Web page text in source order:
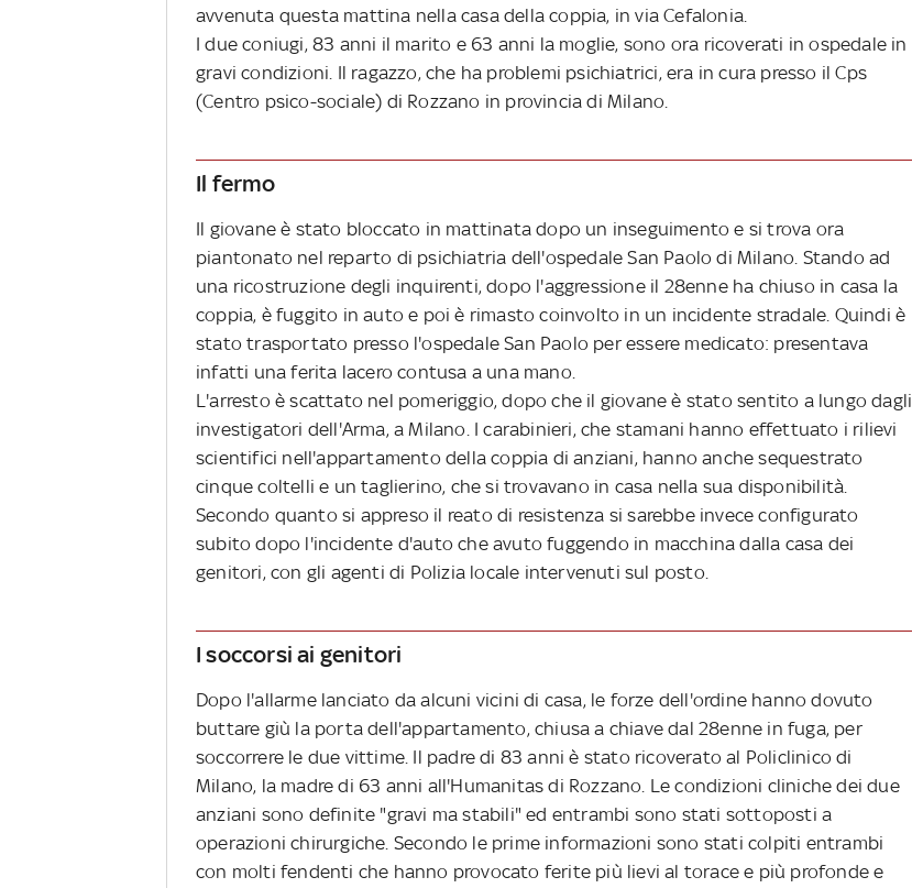
avvenuta questa mattina nella casa della coppia, in via Cefalonia.
I due coniugi, 83 anni il marito e 63 anni la moglie, sono ora ricoverati in ospedale in
gravi condizioni. Il ragazzo, che ha problemi psichiatrici, era in cura presso il Cps
(Centro psico-sociale) di Rozzano in provincia di Milano.
Il fermo
Il giovane è stato bloccato in mattinata dopo un inseguimento e si trova ora
piantonato nel reparto di psichiatria dell'ospedale San Paolo di Milano. Stando ad
una ricostruzione degli inquirenti, dopo l'aggressione il 28enne ha chiuso in casa la
coppia, è fuggito in auto e poi è rimasto coinvolto in un incidente stradale. Quindi è
stato trasportato presso l'ospedale San Paolo per essere medicato: presentava
infatti una ferita lacero contusa a una mano.
L'arresto è scattato nel pomeriggio, dopo che il giovane è stato sentito a lungo dagli
investigatori dell'Arma, a Milano. I carabinieri, che stamani hanno effettuato i rilievi
scientifici nell'appartamento della coppia di anziani, hanno anche sequestrato
cinque coltelli e un taglierino, che si trovavano in casa nella sua disponibilità.
Secondo quanto si appreso il reato di resistenza si sarebbe invece configurato
subito dopo l'incidente d'auto che avuto fuggendo in macchina dalla casa dei
genitori, con gli agenti di Polizia locale intervenuti sul posto.
I soccorsi ai genitori
Dopo l'allarme lanciato da alcuni vicini di casa, le forze dell'ordine hanno dovuto
buttare giù la porta dell'appartamento, chiusa a chiave dal 28enne in fuga, per
soccorrere le due vittime. Il padre di 83 anni è stato ricoverato al Policlinico di
Milano, la madre di 63 anni all'Humanitas di Rozzano. Le condizioni cliniche dei due
anziani sono definite "gravi ma stabili" ed entrambi sono stati sottoposti a
operazioni chirurgiche. Secondo le prime informazioni sono stati colpiti entrambi
con molti fendenti che hanno provocato ferite più lievi al torace e più profonde e